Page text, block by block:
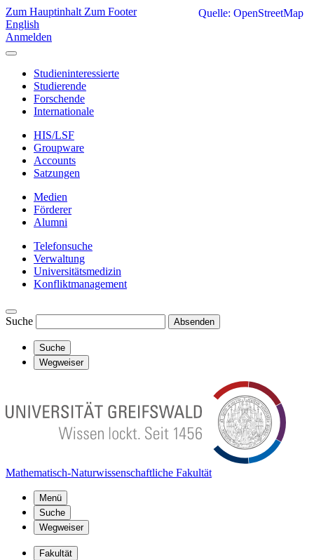
Zum Hauptinhalt Zum Footer
English
Anmelden
Studieninteressierte
Studierende
Forschende
Internationale
HIS/LSF
Groupware
Accounts
Satzungen
Medien
Förderer
Alumni
Telefonsuche
Verwaltung
Universitätsmedizin
Konfliktmanagement
Suche Absenden
Suche
Wegweiser
Mathematisch-Naturwissenschaftliche Fakultät
Menü
Suche
Wegweiser
Fakultät
Quelle: OpenStreetMap